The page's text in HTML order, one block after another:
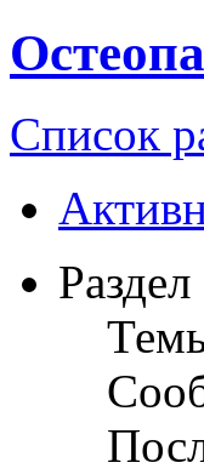
Список
Раздел